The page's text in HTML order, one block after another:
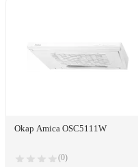
Okap Amica OSC5111W
(0)